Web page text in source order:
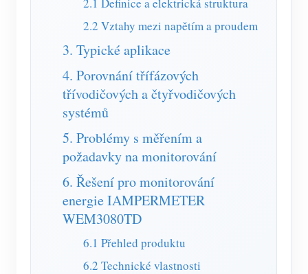
Simulátor IAMMETER
Virtuální měřič
Systém energetického předpovídání a simulace
Aplikace
Monitor energie solárního FV systému
Monitor spotřeby elektřiny
Řídicí systém PV ohřívače
Automatizace domácnosti
Tovární energetické monitorování
Ukládat
Zdroje
Rychlý start produktu
Dokument
Výukové video
FAQ
Společenství
Vývojář
Prozkoumat
O nás
2.2 Vztahy mezi napětím a proudem
3. Typické aplikace
4. Porovnání třífázových
třívodičových a čtyřvodičových
systémů
5. Problémy s měřením a
požadavky na monitorování
6. Řešení pro monitorování
energie IAMPERMETER
WEM3080TD
6.1 Přehled produktu
6.2 Technické vlastnosti